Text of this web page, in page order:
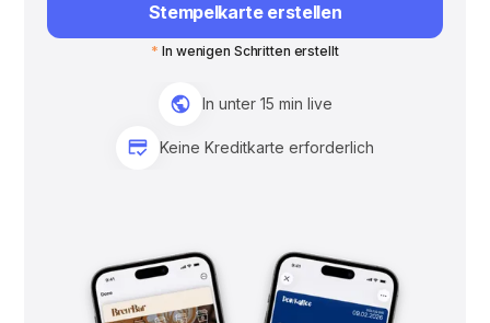
Stempelkarte erstellen
*In wenigen Schritten erstellt
In unter 15 min live
Keine Kreditkarte erforderlich